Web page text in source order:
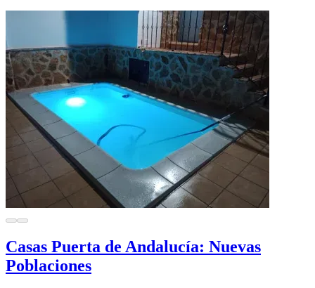
Casas Puerta de Andalucía: Nuevas
Poblaciones